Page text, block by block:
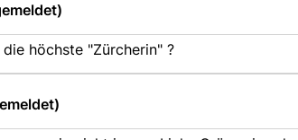
höchste "Zürcherin" ?